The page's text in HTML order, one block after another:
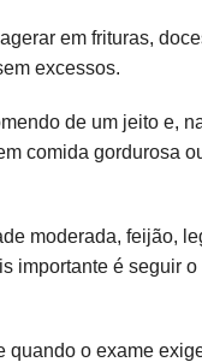
em frituras,
excessos.
de um jeito e,
comida gordurosa
moderada, feijão,
importante é seguir
o exame